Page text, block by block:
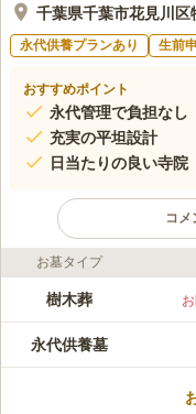
千葉県千葉市花見川
永代供養プランあり 生前
おすすめポイント
永代管理で負担なし
充実の平坦設計
日当たりの良い寺院
コメ
口コミ評価
この霊園はまだ誰からも評
お墓タイプ
樹木葬
永代供養墓